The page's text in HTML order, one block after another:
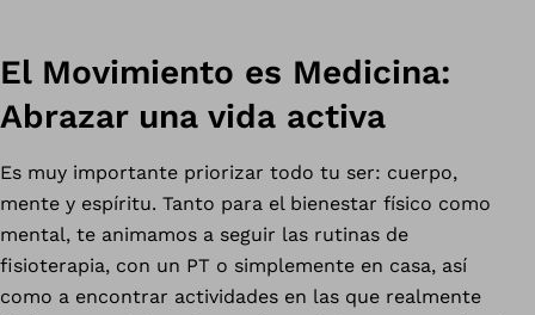
El Movimiento es Medicina:
Abrazar una vida activa
Es muy importante priorizar todo tu ser: cuerpo,
mente y espíritu. Tanto para el bienestar físico como
mental, te animamos a seguir las rutinas de
fisioterapia, con un PT o simplemente en casa, así
como a encontrar actividades en las que realmente